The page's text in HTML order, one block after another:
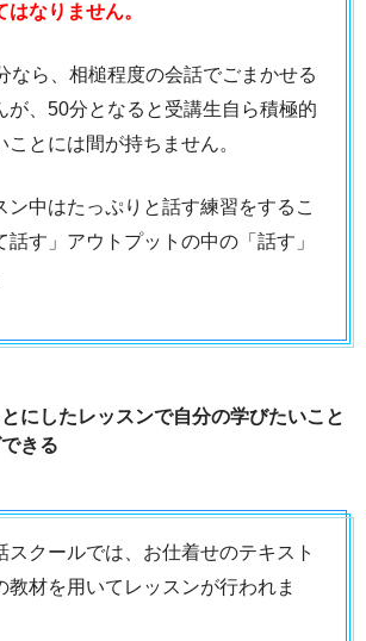
なりません。
なら、相槌程度の会話でごまかせる
が、50分となると受講生自ら積極的
ことには間が持ちません。
ン中はたっぷりと話す練習をするこ
話す」アウトプットの中の「話す」
にしたレッスンで自分の学びたいこと
きる
スクールでは、お仕着せのテキスト
教材を用いてレッスンが行われま